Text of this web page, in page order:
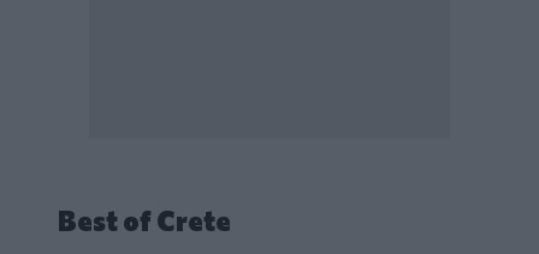
Best of Crete